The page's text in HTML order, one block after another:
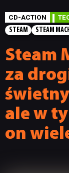
CD-ACTION
STEAM
STEAM
Steam
za
ale w
on